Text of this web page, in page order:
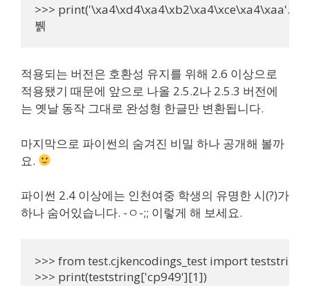
>>>
뷁
적용되는 버전은 호환성 유지를 위해 2.6 이상으로
적용됐기 때문에 앞으로 나올 2.5.2나 2.5.3 버전에
는 옛날 동작 그대로 완성형 한글만 변환됩니다.
마지막으로 파이썬의 숨겨진 비밀 하나 공개해 볼까
요.
파이썬 2.4 이상에는 인천여중 학생의 유명한 시(?)가
하나 숨어있습니다. -ㅇ-;; 이렇게 해 보세요.
>>> from test.cjkencodings_test import teststring
>>> print(teststring['cp949'][1])